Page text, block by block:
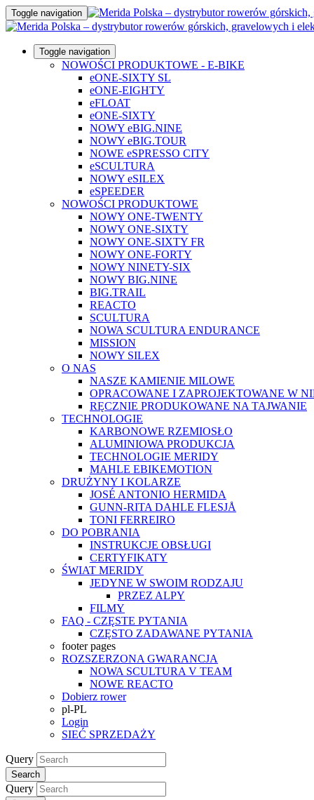
Toggle navigation
Toggle navigation
NOWOŚCI PRODUKTOWE - E-BIKE
eONE-SIXTY SL
eONE-EIGHTY
eFLOAT
eONE-SIXTY
NOWY eBIG.NINE
NOWY eBIG.TOUR
NOWE eSPRESSO CITY
eSCULTURA
NOWY eSILEX
eSPEEDER
NOWOŚCI PRODUKTOWE
NOWY ONE-TWENTY
NOWY ONE-SIXTY
NOWY ONE-SIXTY FR
NOWY ONE-FORTY
NOWY NINETY-SIX
NOWY BIG.NINE
BIG.TRAIL
REACTO
SCULTURA
NOWA SCULTURA ENDURANCE
MISSION
NOWY SILEX
O NAS
NASZE KAMIENIE MILOWE
OPRACOWANE I ZAPROJEKTOWANE W
RĘCZNIE PRODUKOWANE NA TAJWANIE
TECHNOLOGIE
KARBONOWE RZEMIOSŁO
ALUMINIOWA PRODUKCJA
TECHNOLOGIE MERIDY
MAHLE EBIKEMOTION
DRUŻYNY I KOLARZE
JOSÉ ANTONIO HERMIDA
GUNN-RITA DAHLE FLESJÅ
TONI FERREIRO
DO POBRANIA
INSTRUKCJE OBSŁUGI
CERTYFIKATY
ŚWIAT MERIDY
JEDYNE W SWOIM RODZAJU
PRZEZ ALPY
FILMY
FAQ - CZĘSTE PYTANIA
CZĘSTO ZADAWANE PYTANIA
footer pages
ROZSZERZONA GWARANCJA
NOWA SCULTURA V TEAM
NOWE REACTO
Dobierz rower
pl-PL
Login
SIEĆ SPRZEDAŻY
Query
Search
Query